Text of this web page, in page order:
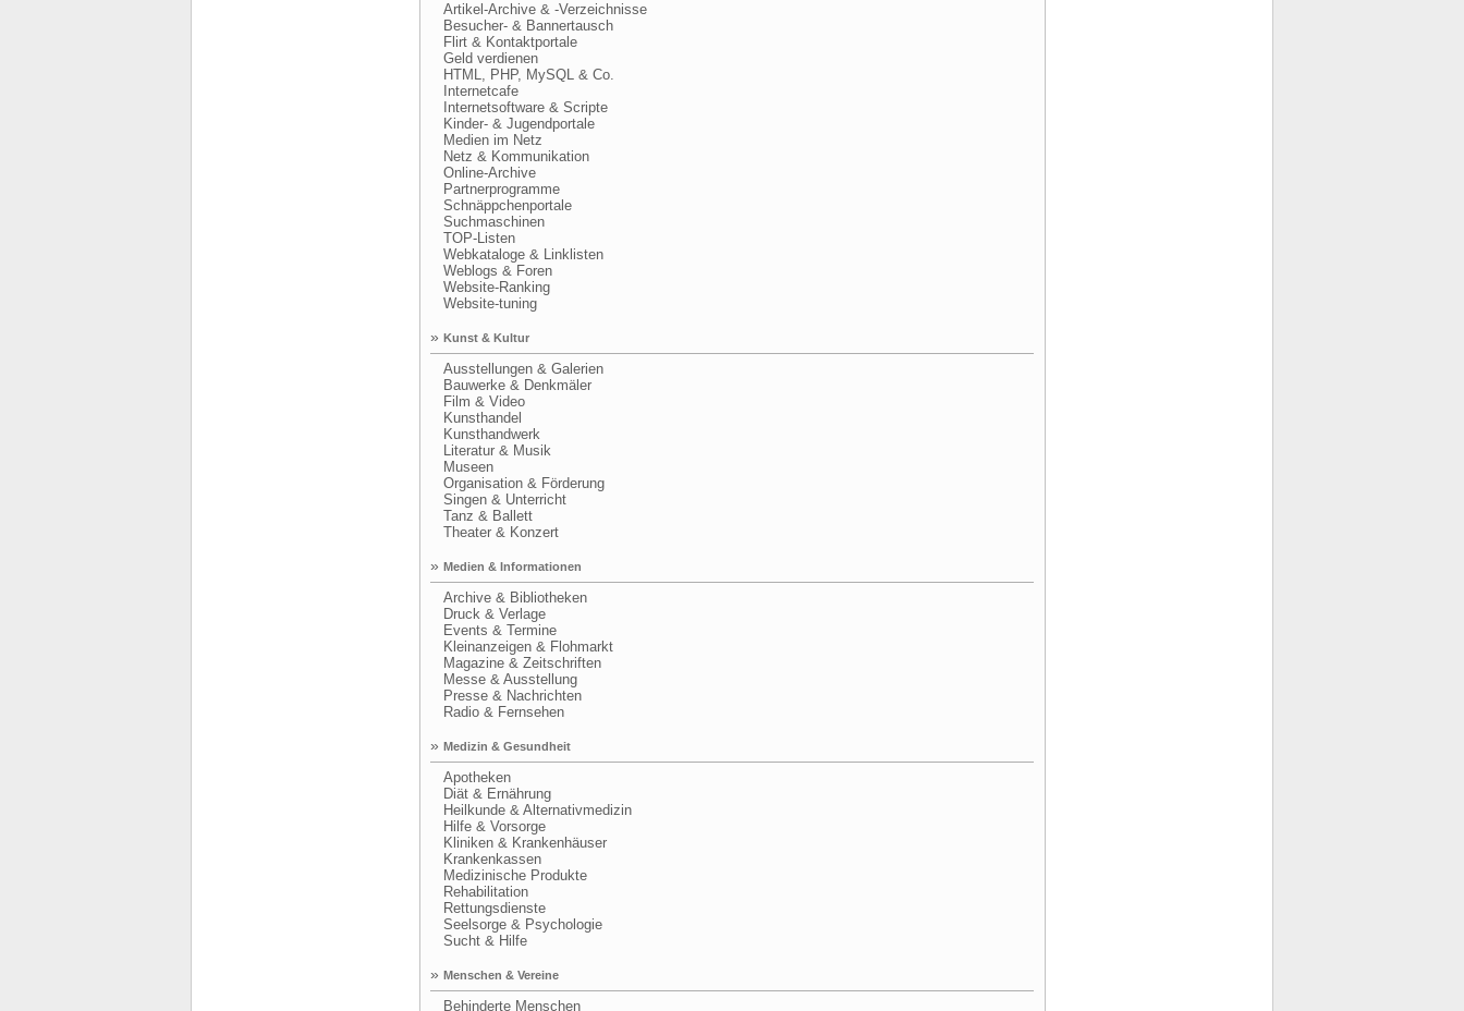
Artikel-Archive & -Verzeichnisse
Besucher- & Bannertausch
Flirt & Kontaktportale
Geld verdienen
HTML, PHP, MySQL & Co.
Internetcafe
Internetsoftware & Scripte
Kinder- & Jugendportale
Medien im Netz
Netz & Kommunikation
Online-Archive
Partnerprogramme
Schnäppchenportale
Suchmaschinen
TOP-Listen
Webkataloge & Linklisten
Weblogs & Foren
Website-Ranking
Website-tuning
» Kunst & Kultur
Ausstellungen & Galerien
Bauwerke & Denkmäler
Film & Video
Kunsthandel
Kunsthandwerk
Literatur & Musik
Museen
Organisation & Förderung
Singen & Unterricht
Tanz & Ballett
Theater & Konzert
» Medien & Informationen
Archive & Bibliotheken
Druck & Verlage
Events & Termine
Kleinanzeigen & Flohmarkt
Magazine & Zeitschriften
Messe & Ausstellung
Presse & Nachrichten
Radio & Fernsehen
» Medizin & Gesundheit
Apotheken
Diät & Ernährung
Heilkunde & Alternativmedizin
Hilfe & Vorsorge
Kliniken & Krankenhäuser
Krankenkassen
Medizinische Produkte
Rehabilitation
Rettungsdienste
Seelsorge & Psychologie
Sucht & Hilfe
» Menschen & Vereine
Behinderte Menschen